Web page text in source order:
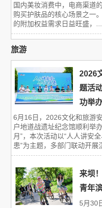
国内美妆消费中，电商渠道
购买护肤品的核心场景之一
的附加权益需求日益旺盛，...
旅游
2026
题活
功举
6月16日，2026文化和旅游
户地道战遗址纪念馆顺利举
月”，本次活动以“人人讲安
患”为主题，多部门联动开展
来坝
青年
5月30